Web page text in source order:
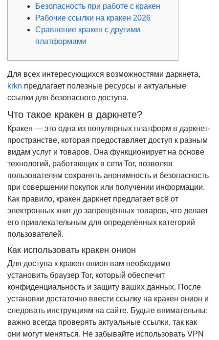
Безопасность при работе с кракен
Рабочие ссылки на кракен 2026
Сравнение кракен с другими
платформами
Для всех интересующихся возможностями даркнета,
krkn предлагает полезные ресурсы и актуальные
ссылки для безопасного доступа.
Что такое кракен в даркнете?
Кракен — это одна из популярных платформ в даркнет-
пространстве, которая предоставляет доступ к разным
видам услуг и товаров. Она функционирует на основе
технологий, работающих в сети Tor, позволяя
пользователям сохранять анонимность и безопасность
при совершении покупок или получении информации.
Как правило, кракен даркнет предлагает всё от
электронных книг до запрещённых товаров, что делает
его привлекательным для определённых категорий
пользователей.
Как использовать кракен онион
Для доступа к кракен онион вам необходимо
установить браузер Tor, который обеспечит
конфиденциальность и защиту ваших данных. После
установки достаточно ввести ссылку на кракен онион и
следовать инструкциям на сайте. Будьте внимательны:
важно всегда проверять актуальные ссылки, так как
они могут меняться. Не забывайте использовать VPN